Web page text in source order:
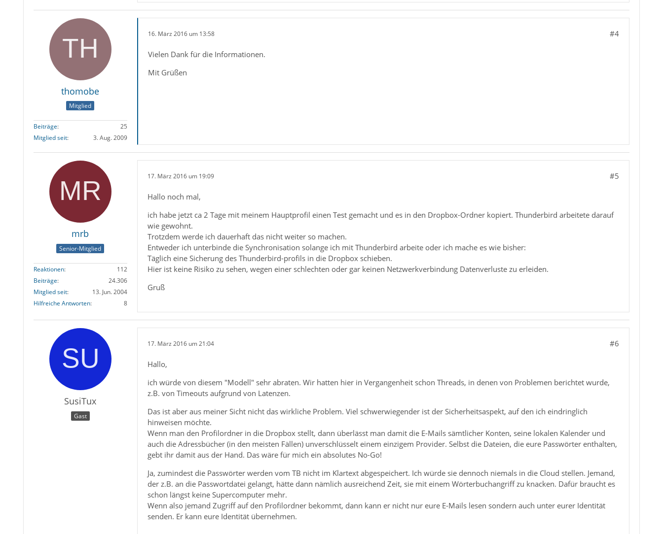
thomobe
Mitglied
Beiträge
25
Mitglied seit
3. Aug. 2009
16. März 2016 um 13:58 #4
Vielen Dank für die Informationen.
Mit Grüßen
mrb
Senior-Mitglied
Reaktionen
112
Beiträge
24.306
Mitglied seit
13. Jun. 2004
Hilfreiche Antworten
8
17. März 2016 um 19:09 #5
Hallo noch mal,
ich habe jetzt ca 2 Tage mit meinem Hauptprofil einen Test gemacht und es in den Dropbox-Ordner kopiert. Thunderbird arbeitete darauf
wie gewohnt.
Trotzdem werde ich dauerhaft das nicht weiter so machen.
Entweder ich unterbinde die Synchronisation solange ich mit Thunderbird arbeite oder ich mache es wie bisher:
Täglich eine Sicherung des Thunderbird-profils in die Dropbox schieben.
Hier ist keine Risiko zu sehen, wegen einer schlechten oder gar keinen Netzwerkverbindung Datenverluste zu erleiden.
Gruß
SusiTux
Gast
17. März 2016 um 21:04 #6
Hallo,
ich würde von diesem "Modell" sehr abraten. Wir hatten hier in Vergangenheit schon Threads, in denen von Problemen berichtet wurde,
z.B. von Timeouts aufgrund von Latenzen.
Das ist aber aus meiner Sicht nicht das wirkliche Problem. Viel schwerwiegender ist der Sicherheitsaspekt, auf den ich eindringlich
hinweisen möchte.
Wenn man den Profilordner in die Dropbox stellt, dann überlässt man damit die E-Mails sämtlicher Konten, seine lokalen Kalender und
auch die Adressbücher (in den meisten Fällen) unverschlüsselt einem einzigem Provider. Selbst die Dateien, die eure Passwörter enthalten,
gebt ihr damit aus der Hand. Das wäre für mich ein absolutes No-Go!
Ja, zumindest die Passwörter werden vom TB nicht im Klartext abgespeichert. Ich würde sie dennoch niemals in die Cloud stellen. Jemand,
der z.B. an die Passwortdatei gelangt, hätte dann nämlich ausreichend Zeit, sie mit einem Wörterbuchangriff zu knacken. Dafür braucht es
schon längst keine Supercomputer mehr.
Wenn also jemand Zugriff auf den Profilordner bekommt, dann kann er nicht nur eure E-Mails lesen sondern auch unter eurer Identität
senden. Er kann eure Identität übernehmen.